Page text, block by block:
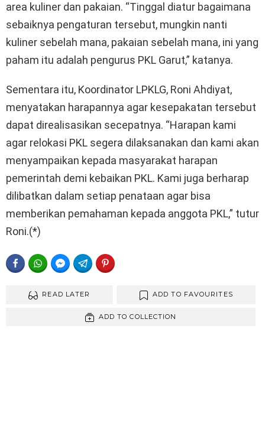
area kuliner dan pakaian. “Tinggal diatur bagaimana
sebaiknya pengaturan tersebut, mungkin nanti
kuliner sebelah mana, pakaian sebelah mana, ini yang
paham itu adalah pengurus PKL Garut,” katanya.
Sementara itu, Koordinator LPKLG, Roni Ahdiyat,
menyatakan harapannya agar kesepakatan tersebut
dapat direalisasikan secepatnya. “Harapan kami
agar relokasi PKL segera dilaksanakan dan kami akan
menyampaikan kepada masyarakat harapan
pemerintah demi kebaikan PKL. Kami juga berharap
dilibatkan dalam setiap penataan agar bisa
memberikan pemahaman kepada anggota PKL,” tutur
Roni.(*)
FACEBOOKWHATSAPPFACEBOOK MESSENGER
TELEGRAM
READ LATER ADD TO FAVOURITES
ADD TO COLLECTION